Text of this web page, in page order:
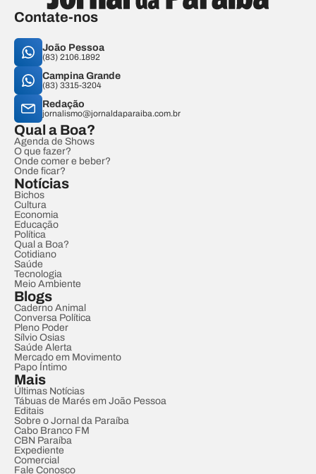
Contate-nos
João Pessoa
(83) 2106.1892
Campina Grande
(83) 3315-3204
Redação
jornalismo@jornaldaparaiba.com.br
Qual a Boa?
Agenda de Shows
O que fazer?
Onde comer e beber?
Onde ficar?
Notícias
Bichos
Cultura
Economia
Educação
Política
Qual a Boa?
Cotidiano
Saúde
Tecnologia
Meio Ambiente
Blogs
Caderno Animal
Conversa Política
Pleno Poder
Sílvio Osias
Saúde Alerta
Mercado em Movimento
Papo Íntimo
Mais
Últimas Notícias
Tábuas de Marés em João Pessoa
Editais
Sobre o Jornal da Paraíba
Cabo Branco FM
CBN Paraíba
Expediente
Comercial
Fale Conosco